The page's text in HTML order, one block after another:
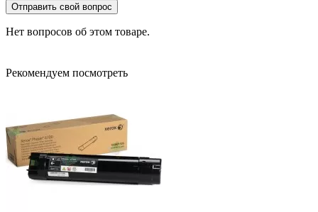
Отправить свой вопрос
Нет вопросов об этом товаре.
Рекомендуем посмотреть